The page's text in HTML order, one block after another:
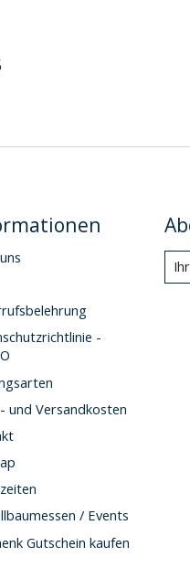
-
und Versandkosten
/ Events
Gutschein kaufen